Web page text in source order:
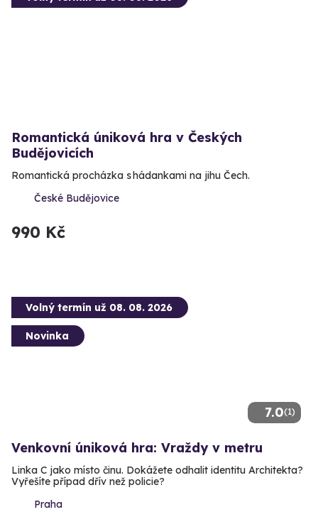
Romantická úniková hra v Českých
Budějovicích
Romantická procházka s hádankami na jihu Čech.
České Budějovice
990 Kč
7.0(1)
Volný termín už 08. 08. 2026
Novinka
Venkovní úniková hra: Vraždy v metru
Linka C jako místo činu. Dokážete odhalit identitu Architekta?
Vyřešíte případ dřív než policie?
Praha